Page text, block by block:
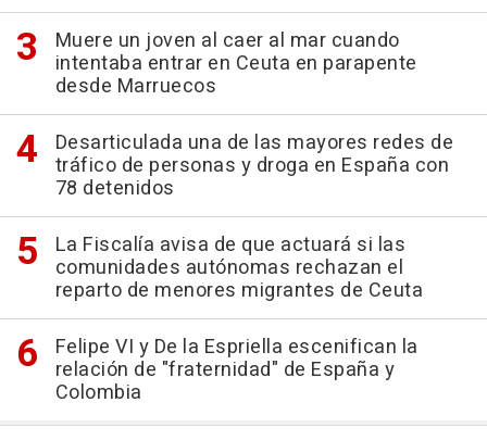
Muere un joven al caer al mar cuando
intentaba entrar en Ceuta en parapente
desde Marruecos
Desarticulada una de las mayores redes de
tráfico de personas y droga en España con
78 detenidos
La Fiscalía avisa de que actuará si las
comunidades autónomas rechazan el
reparto de menores migrantes de Ceuta
Felipe VI y De la Espriella escenifican la
relación de "fraternidad" de España y
Colombia